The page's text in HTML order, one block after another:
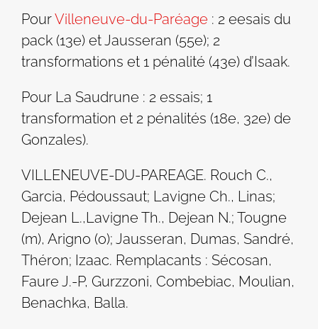
PourVilleneuve-du-Paréage : 2 eesais du
pack (13e) et Jausseran (55e); 2
transformations et 1 pénalité (43e) d’Isaak.
Pour La Saudrune : 2 essais; 1
transformation et 2 pénalités (18e, 32e) de
Gonzales).
VILLENEUVE-DU-PAREAGE. Rouch C.,
Garcia, Pédoussaut; Lavigne Ch., Linas;
Dejean L.,Lavigne Th., Dejean N.; Tougne
(m), Arigno (o); Jausseran, Dumas, Sandré,
Théron; Izaac. Remplacants : Sécosan,
Faure J.-P, Gurzzoni, Combebiac, Moulian,
Benachka, Balla.